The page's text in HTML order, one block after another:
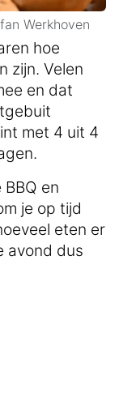
Werkhoven
hoe
zijn. Velen
en dat
met 4 uit 4
en
je op tijd
eten er
avond dus